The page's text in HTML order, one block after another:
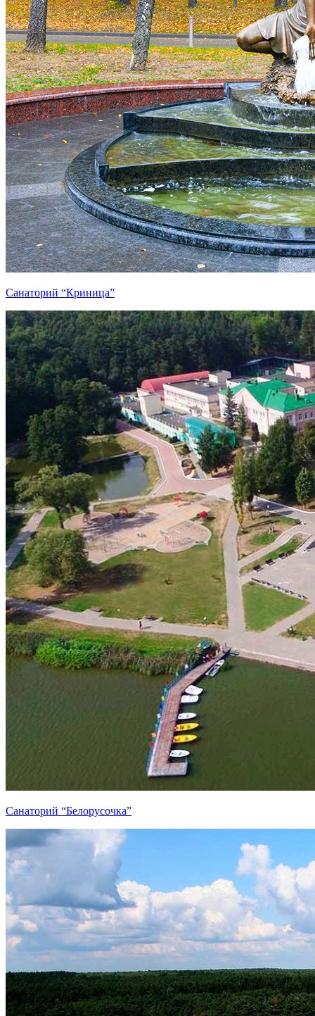
Санаторий “Криница”
Санаторий “Белорусочка”